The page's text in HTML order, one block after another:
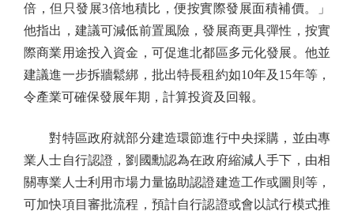
倍，但只發展3倍地積比，便按實際發展面積補價。」
他指出，建議可減低前置風險，發展商更具彈性，按實
際商業用途投入資金，可促進北都區多元化發展。他並
建議進一步拆牆鬆綁，批出特長租約如10年及15年等，
令產業可確保發展年期，計算投資及回報。
對特區政府就部分建造環節進行中央採購，並由專
業人士自行認證，劉國勳認為在政府縮減人手下，由相
關專業人士利用市場力量協助認證建造工作或圖則等，
可加快項目審批流程，預計自行認證或會以試行模式推